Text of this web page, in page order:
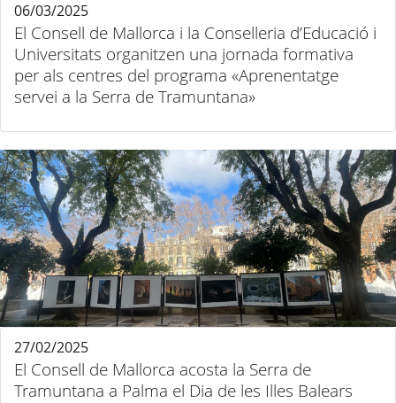
El Consell de Mallorca i la Conselleria d’Educació i
Universitats organitzen una jornada formativa
per als centres del programa «Aprenentatge
servei a la Serra de Tramuntana»
06/03/2025
El Consell de Mallorca acosta la Serra de
Tramuntana a Palma el Dia de les Illes Balears
27/02/2025